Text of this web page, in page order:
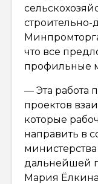
что все
профильные
— Эта работа
проектов
которые
направить в
дальнейшей
Мария